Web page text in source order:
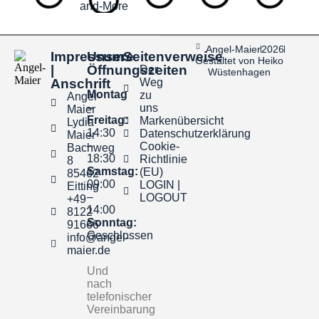
Impressum
Anschrift
Angel-
Maier
Lydia
Maier
Bachweg
8
85462
Eitting
+49
8122
91666
info@angel-
maier.de
Unsere
Öffnungszeiten
Montag
–
Freitag:
14:30
–
18:30
Samstag:
09:00
–
14:00
Sonntag:
Geschlossen
Und
nach
telefonischer
Vereinbarung
Seitenverweise
Der
Weg
zu
uns
Markenübersicht
Datenschutzerklärung
Cookie-
Richtlinie
(EU)
LOGIN |
LOGOUT
Angel-Maier2026
Gestaltet von Heiko
Wüstenhagen